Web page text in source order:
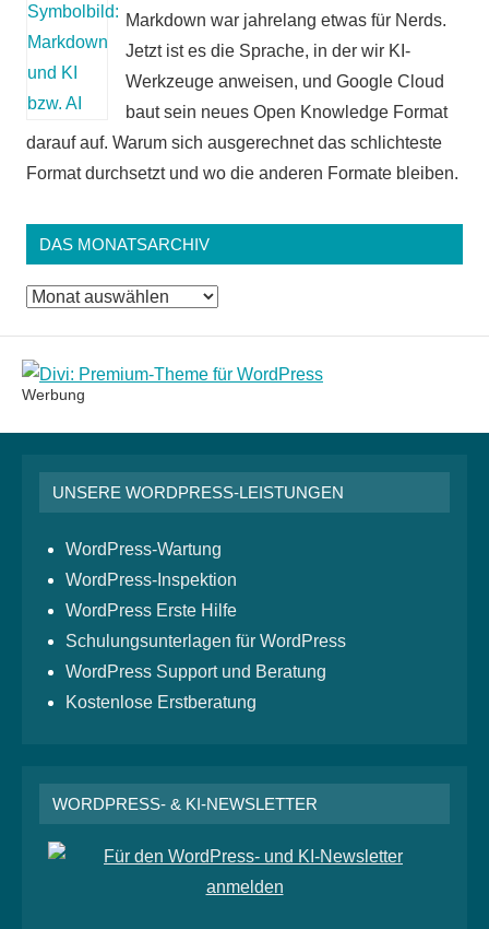
Markdown war jahrelang etwas für Nerds.
Jetzt ist es die Sprache, in der wir KI-
Werkzeuge anweisen, und Google Cloud
baut sein neues Open Knowledge Format
darauf auf. Warum sich ausgerechnet das schlichteste
Format durchsetzt und wo die anderen Formate bleiben.
DAS MONATSARCHIV
Das
Werbung
UNSERE WORDPRESS-LEISTUNGEN
WordPress-Wartung
WordPress-Inspektion
WordPress Erste Hilfe
Schulungsunterlagen für WordPress
WordPress Support und Beratung
Kostenlose Erstberatung
WORDPRESS- & KI-NEWSLETTER